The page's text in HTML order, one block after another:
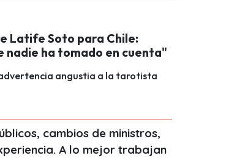
Latife Soto para Chile:
ha tomado en cuenta"
angustia a la tarotista
cambios de ministros,
A lo mejor trabajan